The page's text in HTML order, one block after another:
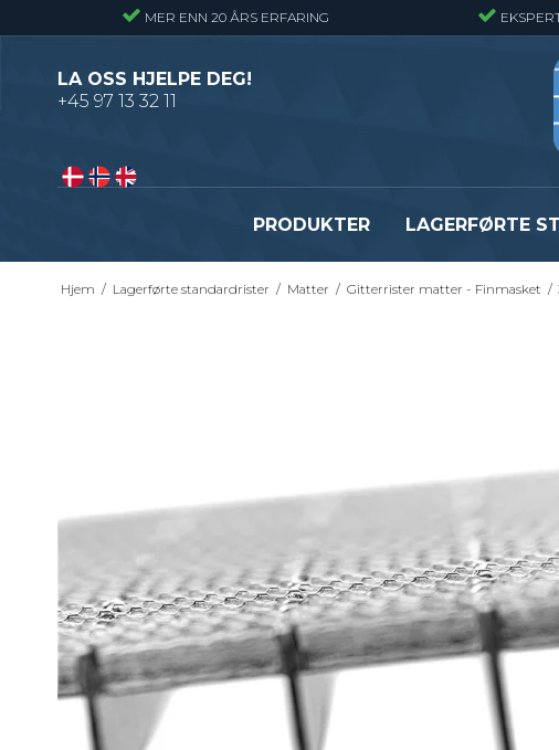
MER ENN 20 ÅRS ERFARING
LA OSS HJELPE DEG!
+45 97 13 32 11
PRODUKTER
Pressveiset gitterrister – Alminnelig
Gitterrister trinn – S235JR
Fastgørelse - Trinn
Festebeslag - Opptrekksrister
Se alle
Flexi Level
LAGERFØRTE
Hjem / Lagerførte standardrister / Matter / Gitterrister matter - Finmasket /